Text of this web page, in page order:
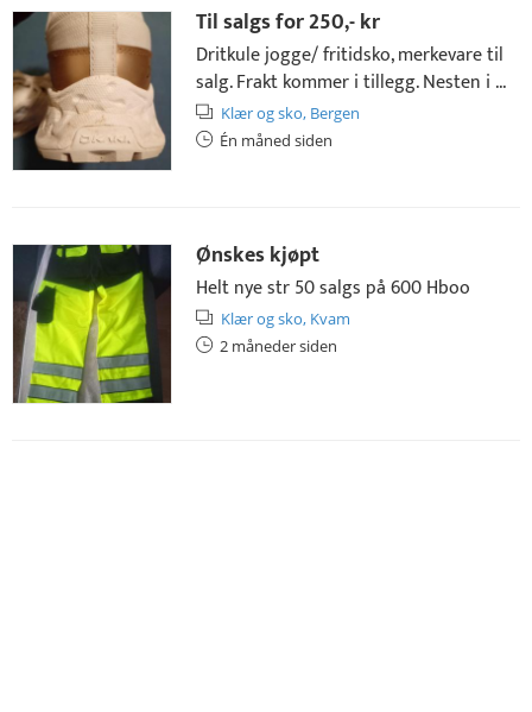
Til salgs for250,- kr
Dritkule jogge/ fritidsko, merkevare til
salg. Frakt kommer i tillegg. Nesten i ...
Klær og sko, Bergen
Én måned siden
Ønskes kjøpt
Helt nye str 50 salgs på 600 Hboo
Klær og sko, Kvam
2 måneder siden